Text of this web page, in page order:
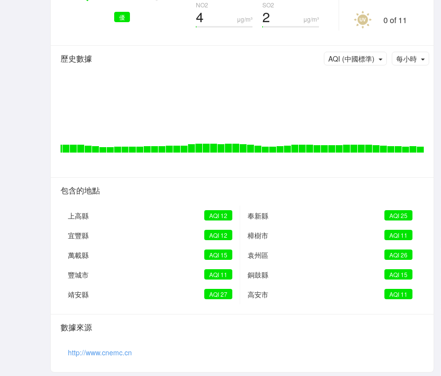
優
NO2
μg/m³
4
SO2
μg/m³
2 0 of 11
歷史數據 每小時
AQI (中國標準)
包含的地點
上高縣 AQI 12 奉新縣 AQI 25
宜豐縣 AQI 12 樟樹市 AQI 11
萬載縣 AQI 15 袁州區 AQI 26
豐城市 AQI 11 銅鼓縣 AQI 15
靖安縣 AQI 27 高安市 AQI 11
數據來源
http://www.cnemc.cn